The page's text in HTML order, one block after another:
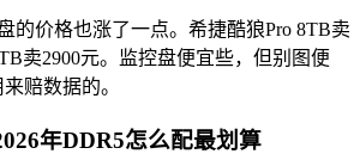
的价格也涨了一点。希捷酷狼Pro 8TB卖
卖2900元。监控盘便宜些，但别图便
赔数据的。
年DDR5怎么配最划算